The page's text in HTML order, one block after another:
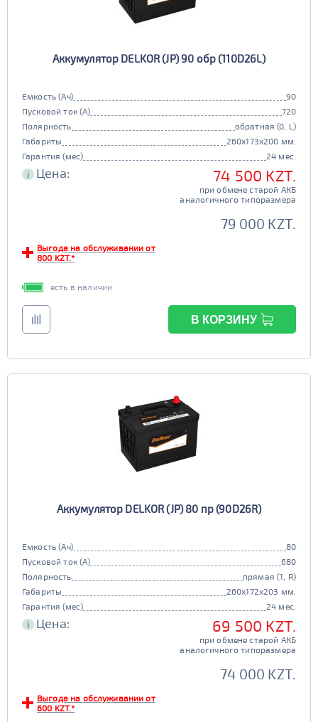
Аккумулятор DELKOR (JP) 90 обр (110D26L)
Емкость (Ач)
90
Пусковой ток (А)
720
Полярность
обратная (0, L)
Габариты
260x173x200 мм.
Гарантия (мес)
24 мес.
i Цена: 74 500 KZT.
при обмене старой АКБ
аналогичного типоразмера
79 000 KZT.
Выгода на обслуживании от
800 KZT.*
есть в наличии
В КОРЗИНУ
Аккумулятор DELKOR (JP) 80 пр (90D26R)
Емкость (Ач)
80
Пусковой ток (А)
680
Полярность
прямая (1, R)
Габариты
260x172x203 мм.
Гарантия (мес)
24 мес.
i Цена: 69 500 KZT.
при обмене старой АКБ
аналогичного типоразмера
74 000 KZT.
Выгода на обслуживании от
600 KZT.*